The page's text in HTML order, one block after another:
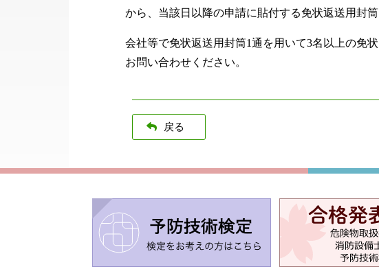
から、当該日以降の申請に貼付する免状返送用封
会社等で免状返送用封筒1通を用いて3名以上の免
お問い合わせください。
戻る